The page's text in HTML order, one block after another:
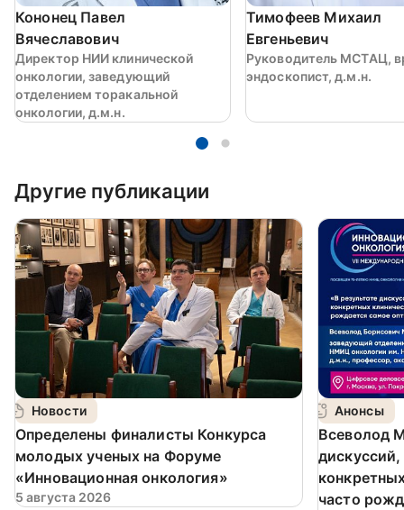
Кононец Павел
Вячеславович
Директор НИИ клинической
онкологии, заведующий
отделением торакальной
онкологии, д.м.н.
Тимофеев Михаил
Евгеньевич
Руководитель МСТАЦ,
эндоскопист, д.м.н.
Другие публикации
Новости
Определены финалисты Конкурса
молодых ученых на Форуме
«Инновационная онкология»
5 августа 2026
Анонсы
Всеволод
часто